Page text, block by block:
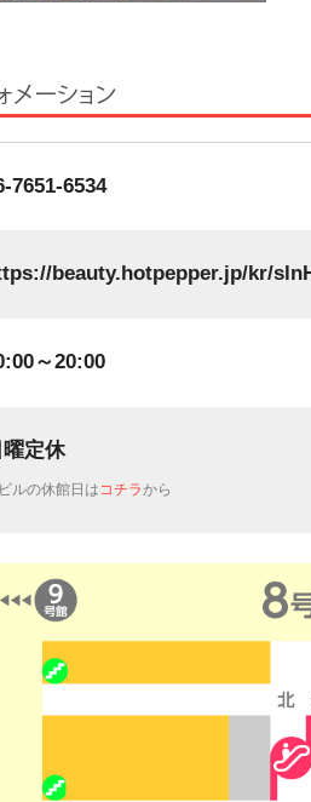
7651-6534
beauty.hotpepper.jp/kr/
～20:00
曜定休
ルの休館日はコチラから